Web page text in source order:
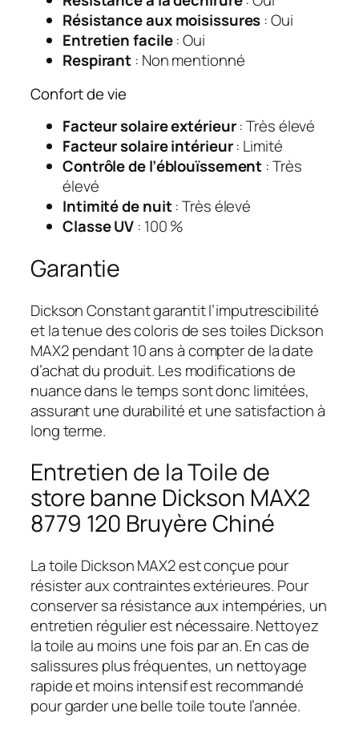
Résistance aux moisissures : Oui
Entretien facile: Oui
Respirant : Non mentionné
Confort de vie
Facteur solaire extérieur: Très élevé
Facteur solaire intérieur: Limité
Contrôle de l’éblouïssement : Très
élevé
Intimité de nuit: Très élevé
Classe UV : 100 %
Garantie
Dickson Constant garantit l’imputrescibilité
et la tenue des coloris de ses toiles Dickson
MAX2 pendant 10 ans à compter de la date
d’achat du produit. Les modifications de
nuance dans le temps sont donc limitées,
assurant une durabilité et une satisfaction à
long terme.
Entretien de la Toile de
store banne Dickson MAX2
8779 120 Bruyère Chiné
La toile Dickson MAX2 est conçue pour
résister aux contraintes extérieures. Pour
conserver sa résistance aux intempéries, un
entretien régulier est nécessaire. Nettoyez
la toile au moins une fois par an. En cas de
salissures plus fréquentes, un nettoyage
rapide et moins intensif est recommandé
pour garder une belle toile toute l’année.